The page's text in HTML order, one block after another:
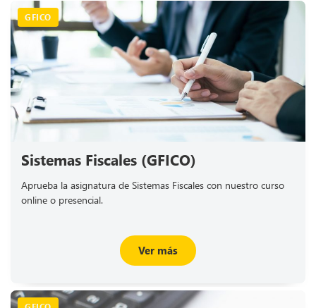
GFICO
Sistemas Fiscales (GFICO)
Aprueba la asignatura de Sistemas Fiscales con nuestro curso
online o presencial.
Ver más